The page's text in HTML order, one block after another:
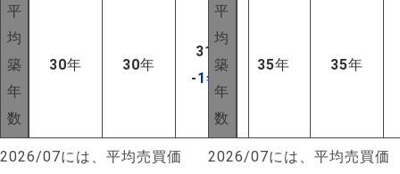
平
均
築
年
数
30年 30年
31
-1年
2026/07には、平均売買価
平
均
築
年
数
35年 35年
2026/07には、平均売買価